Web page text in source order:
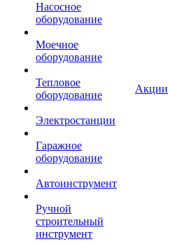
Насосное
оборудование
Моечное
оборудование
Тепловое
оборудование
Электростанции
Гаражное
оборудование
Автоинструмент
Ручной
строительный
инструмент
Акции